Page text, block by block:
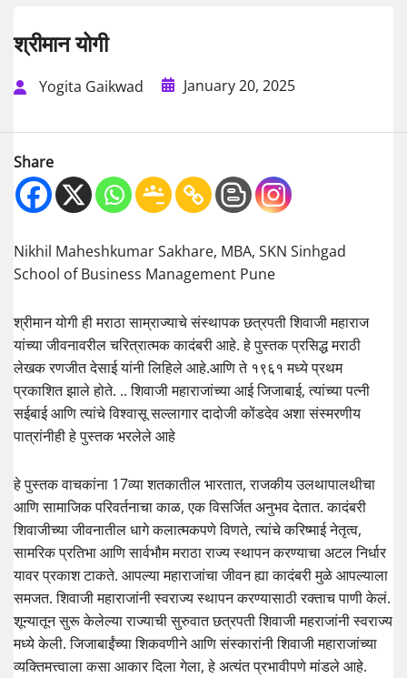
श्रीमान योगी
Yogita Gaikwad January 20, 2025
Share
Nikhil Maheshkumar Sakhare, MBA, SKN Sinhgad
School of Business Management Pune
श्रीमान योगी ही मराठा साम्राज्याचे संस्थापक छत्रपती शिवाजी महाराज
यांच्या जीवनावरील चरित्रात्मक कादंबरी आहे. हे पुस्तक प्रसिद्ध मराठी
लेखक रणजीत देसाई यांनी लिहिले आहे.आणि ते १९६१ मध्ये प्रथम
प्रकाशित झाले होते. .. शिवाजी महाराजांच्या आई जिजाबाई, त्यांच्या पत्नी
सईबाई आणि त्यांचे विश्वासू सल्लागार दादोजी कोंडदेव अशा संस्मरणीय
पात्रांनीही हे पुस्तक भरलेले आहे
हे पुस्तक वाचकांना 17व्या शतकातील भारतात, राजकीय उलथापालथीचा
आणि सामाजिक परिवर्तनाचा काळ, एक विसर्जित अनुभव देतात. कादंबरी
शिवाजीच्या जीवनातील धागे कलात्मकपणे विणते, त्यांचे करिष्माई नेतृत्व,
सामरिक प्रतिभा आणि सार्वभौम मराठा राज्य स्थापन करण्याचा अटल निर्धार
यावर प्रकाश टाकते. आपल्या महाराजांचा जीवन ह्या कादंबरी मुळे आपल्याला
समजत. शिवाजी महाराजांनी स्वराज्य स्थापन करण्यासाठी रक्ताच पाणी केलं.
शून्यातून सुरू केलेल्या राज्याची सुरुवात छत्रपती शिवाजी महराजांनी स्वराज्य
मध्ये केली. जिजाबाईंच्या शिकवणीने आणि संस्कारांनी शिवाजी महाराजांच्या
व्यक्तिमत्त्वाला कसा आकार दिला गेला, हे अत्यंत प्रभावीपणे मांडले आहे.